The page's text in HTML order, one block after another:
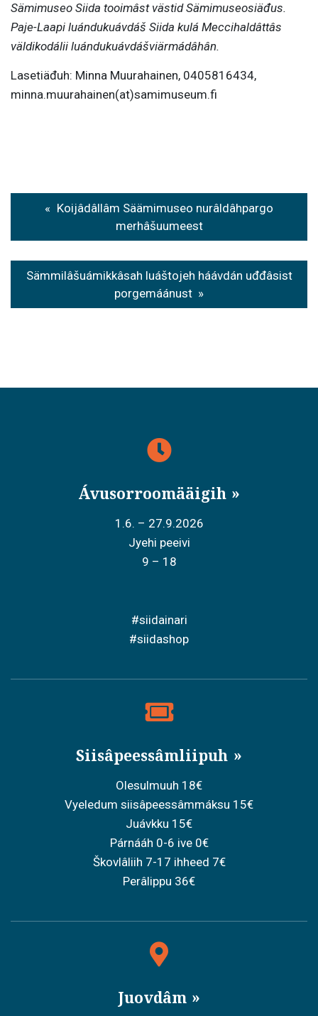
Sämimuseo Siida tooimâst västid Sämimuseosiäđus.
Paje-Laapi luándukuávdáš Siida kulá Meccihaldâttâs
väldikodálii luándukuávdášviärmádâhân.
Lasetiäđuh: Minna Muurahainen, 0405816434,
minna.muurahainen(at)samimuseum.fi
s
n
i
Koijâdâllâm Säämimuseo nurâldâhpargo
merhâšuumeest
Sämmilâšuámikkâsah luáštojeh háávdán uđđâsist
porgemáánust
Ávusorroomääigih
1.6. – 27.9.2026
Jyehi peeivi
9 – 18
#siidainari
#siidashop
Siisâpeessâmliipuh
Olesulmuuh 18€
Vyeledum siisâpeessâmmáksu 15€
Juávkku 15€
Párnááh 0-6 ive 0€
Škovlâliih 7-17 ihheed 7€
Perâlippu 36€
Juovdâm